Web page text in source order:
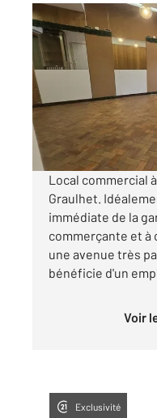
GRAULHET 81
0 m , 2 pièces
Ref : 14036
Local à louer
550 €
par mois charges
Local commercial
Graulhet.
immédiate de la
commerçante et à
une avenue très
bénéficie d'un
Voir
Exclusivité